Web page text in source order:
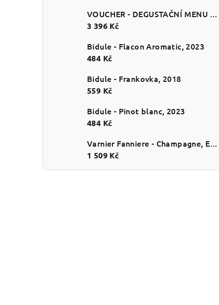
VOUCHER - DEGUSTAČNÍ MENU PRO 2
3 396 Kč
Bidule - Flacon Aromatic, 2023
484 Kč
Bidule - Frankovka, 2018
559 Kč
Bidule - Pinot blanc, 2023
484 Kč
Varnier Fanniere - Champagne, Esprit de Craie, Extra brut, NV
1 509 Kč